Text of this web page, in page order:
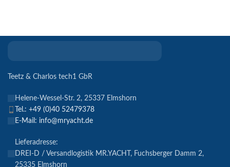
Teetz & Charlos tech1 GbR
Helene-Wessel-Str. 2, 25337 Elmshorn
Tel.: +49 (0)40 52479378
E-Mail: info@mryacht.de
Lieferadresse:
DREI-D / Versandlogistik MR.YACHT, Fuchsberger Damm 2,
25335 Elmshorn